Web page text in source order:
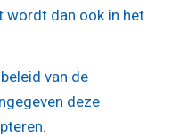
wordt dan ook in het
van de
deze